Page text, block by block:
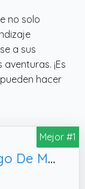
no solo
a sus
¡Es
hacer
Mejor #1
Spin Master Games - Juego De Mesa Patrulla Canina Domino Infantil con 28 Fichas | Domino Juego De Mesa con 28 Fichas | Juegos Niños 4 Años O Más para 2 A 4 Jugadores